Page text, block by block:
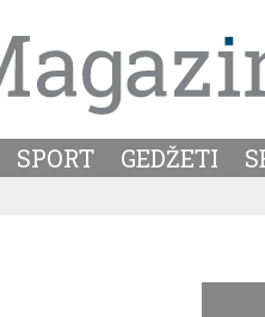
SPORT GEDŽETI